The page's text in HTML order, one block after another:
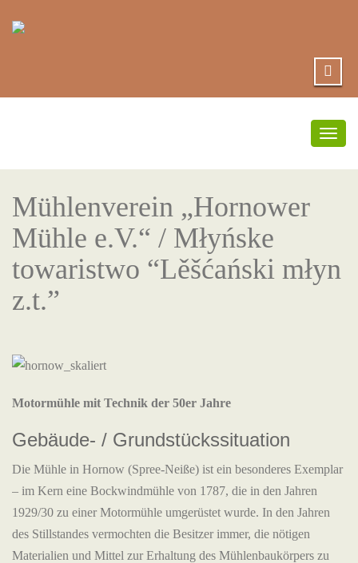
Mühlenverein „Hornower
Mühle e.V.“ / Młyńske
towaristwo “Lěšćański młyn
z.t.”
Motormühle mit Technik der 50er Jahre
Gebäude- / Grundstückssituation
Die Mühle in Hornow (Spree-Neiße) ist ein besonderes Exemplar
– im Kern eine Bockwindmühle von 1787, die in den Jahren
1929/30 zu einer Motormühle umgerüstet wurde. In den Jahren
des Stillstandes vermochten die Besitzer immer, die nötigen
Materialien und Mittel zur Erhaltung des Mühlenbaukörpers zu